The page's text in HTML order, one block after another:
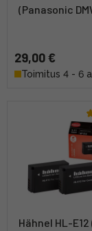
(Panasonic
29,00 €
Toimitus 4 - 6
Hähnel HL-